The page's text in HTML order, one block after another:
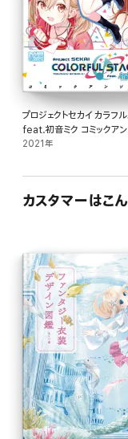
プロジェクトセカイ カラフ
feat.初音ミク コミックアン
2021年
カスタマーはこ